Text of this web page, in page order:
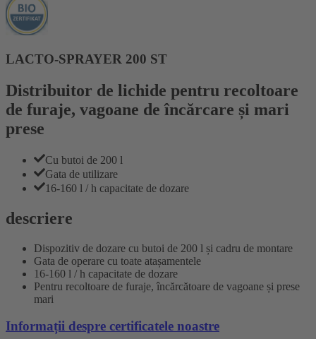
LACTO-SPRAYER 200 ST
Distribuitor de lichide pentru recoltoare
de furaje, vagoane de încărcare și mari
prese
Cu butoi de 200 l
Gata de utilizare
16-160 l / h capacitate de dozare
descriere
Dispozitiv de dozare cu butoi de 200 l și cadru de montare
Gata de operare cu toate atașamentele
16-160 l / h capacitate de dozare
Pentru recoltoare de furaje, încărcătoare de vagoane și prese
mari
Informații despre certificatele noastre